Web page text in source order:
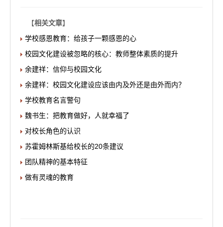
【相关文章】
学校感恩教育：给孩子一颗感恩的心
校园文化建设被忽略的核心：教师整体素质的提升
余建祥：信仰与校园文化
余建祥：校园文化建设应该由内及外还是由外而内？
学校教育名言警句
魏书生：把教育做好，人就幸福了
对校长角色的认识
苏霍姆林斯基给校长的20条建议
团队精神的基本特征
做有灵魂的教育